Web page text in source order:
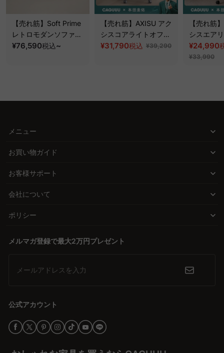
【売れ筋】Soft Prime
レトロモダンソファベ
ッド｜20色以上から選
¥76,590税込~
【売れ筋】AXISU アク
シスコアライトオフィ
スチェア
¥31,790税込 ¥39,290
【売れ筋
シスエア
フィスチ
¥24,990
¥33,990
メニュー
お買い物ガイド
お客様サポート
会社について
ポリシー
メルマガ登録で最大2万円プレゼント
メールアドレスを入力
公式アカウント